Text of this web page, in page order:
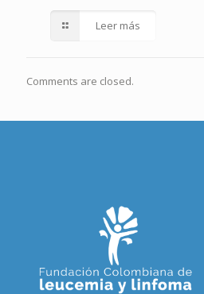
Leer más
Comments are closed.